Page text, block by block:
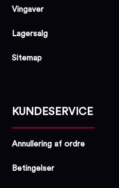
Vingaver
Lagersalg
Sitemap
KUNDESERVICE
Annullering af ordre
Betingelser